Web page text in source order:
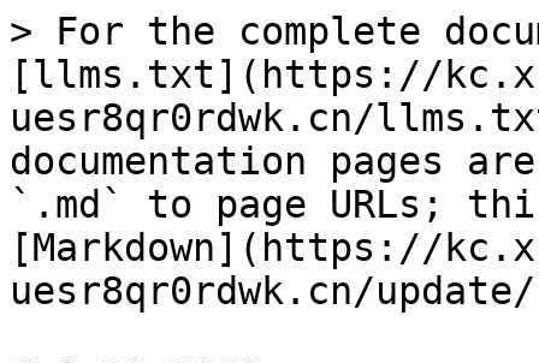
> For the complete
[llms.txt](https://
uesr8qr0rdwk.cn/
documentation pages
`.md` to page URLs;
[Markdown](https://
uesr8qr0rdwk.cn/